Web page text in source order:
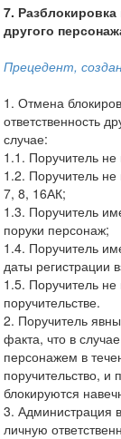
7.
другого
Прецедент,
1. Отмена
ответственность
случае:
1.1. Поручитель
1.2. Поручитель не
7, 8, 16АК;
1.3. Поручитель
поруки персонаж;
1.4. Поручитель
даты регистрации
1.5. Поручитель не
поручительстве.
2. Поручитель
факта, что в
персонажем в
поручительство, и
блокируются
3. Администрация
личную